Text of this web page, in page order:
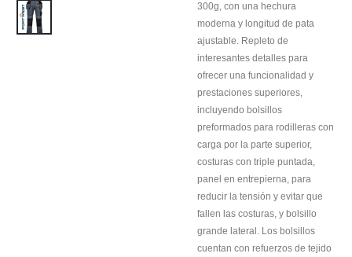
300g, con una hechura
moderna y longitud de pata
ajustable. Repleto de
interesantes detalles para
ofrecer una funcionalidad y
prestaciones superiores,
incluyendo bolsillos
preformados para rodilleras con
carga por la parte superior,
costuras con triple puntada,
panel en entrepierna, para
reducir la tensión y evitar que
fallen las costuras, y bolsillo
grande lateral. Los bolsillos
cuentan con refuerzos de tejido